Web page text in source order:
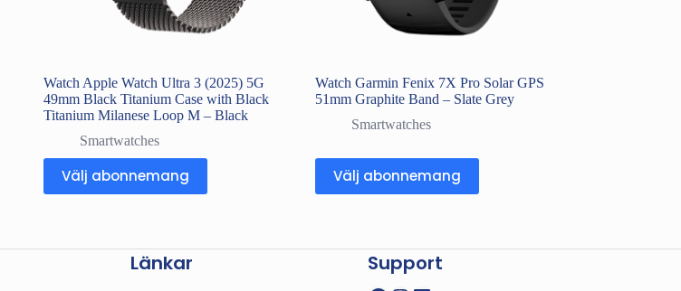
Watch Apple Watch Ultra 3 (2025) 5G
49mm Black Titanium Case with Black
Titanium Milanese Loop M – Black
Smartwatches
Välj abonnemang
Watch Garmin Fenix 7X Pro Solar GPS
51mm Graphite Band – Slate Grey
Smartwatches
Välj abonnemang
Länkar Support